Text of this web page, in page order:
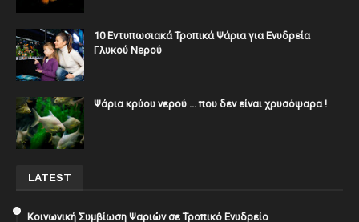
10 Εντυπωσιακά Τροπικά Ψάρια για Ενυδρεία
Γλυκού Νερού
Ψάρια κρύου νερού ... που δεν είναι χρυσόψαρα !
LATEST
Κοινωνική Συμβίωση Ψαριών σε Τροπικό Ενυδρείο